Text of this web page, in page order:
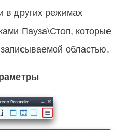
в других режимах
Пауза\Стоп, которые
областью.